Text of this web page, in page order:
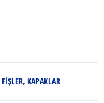
FİŞLER, KAPAKLAR